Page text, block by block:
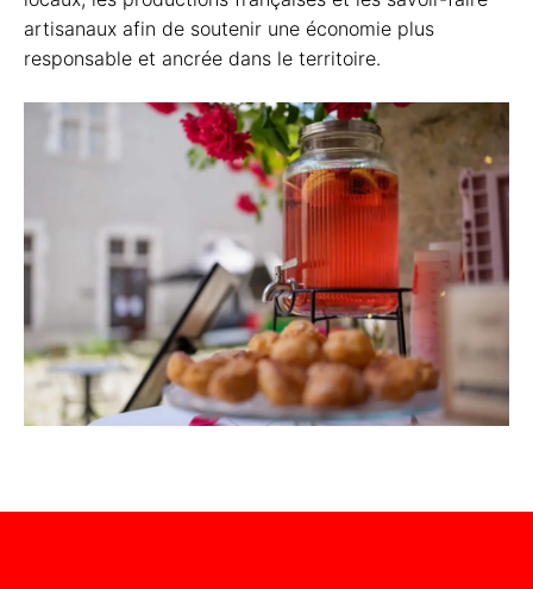
artisanaux afin de soutenir une économie plus
responsable et ancrée dans le territoire.